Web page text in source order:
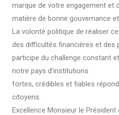
marque de votre engagement et
matière de bonne gouvernance
La volonté politique de réaliser
des difficultés financières et des
participe du challenge constant
notre pays d’institutions
fortes, crédibles et fiables
citoyens.
Excellence Monsieur le